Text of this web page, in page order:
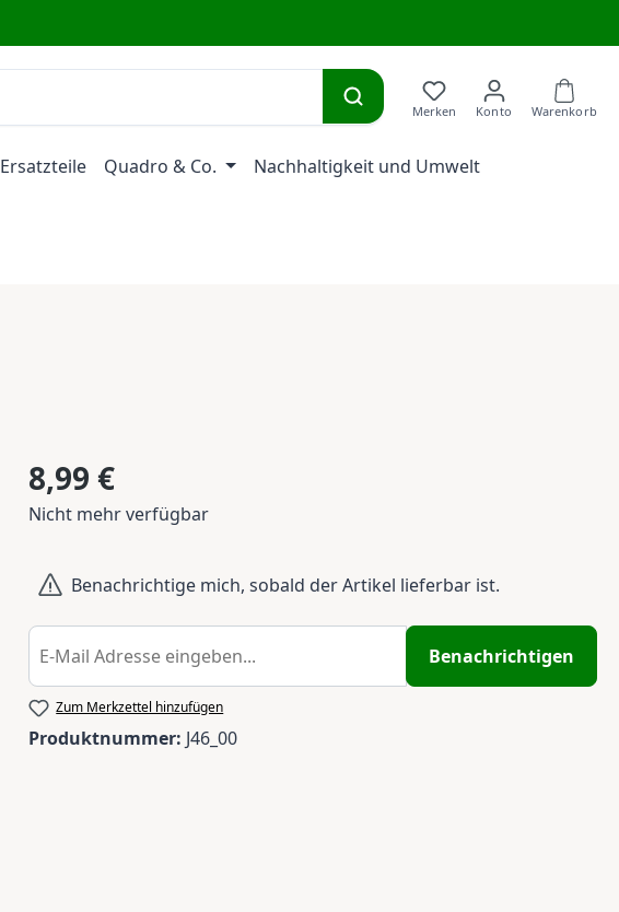
Ersatzteile Quadro & Co. Nachhaltigkeit und Umwelt
Regulärer Preis:
8,99 €
Nicht mehr verfügbar
Benachrichtige mich, sobald der Artikel lieferbar ist.
Benachrichtigen
Zum Merkzettel hinzufügen
Produktnummer: J46_00